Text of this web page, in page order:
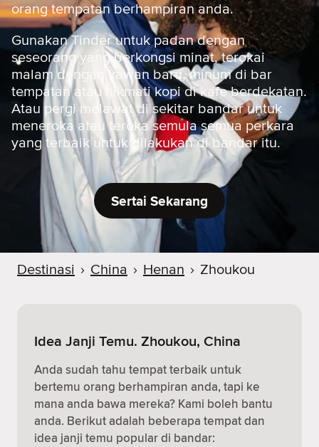
n
d
e
r
orang tempatan berhampiran anda.
Gunakan Tinder untuk padan dengan
seseorang yang berkongsi minat, terokai
malam dengan kawan baru, minum di bar
tempatan atau nikmati kopi di kafe berdekatan.
Atau pergi melawat di sekitar bandar untuk
meneroka atau teroka semula semua perkara
yang terbaik untuk dilakukan di bandar itu.
Sertai Sekarang
Destinasi › China › Henan › Zhoukou
Idea Janji Temu. Zhoukou, China
Anda sudah tahu tempat terbaik untuk
bertemu orang berhampiran anda, tapi ke
mana anda bawa mereka? Kami boleh bantu
anda. Berikut adalah beberapa tempat dan
idea janji temu popular di bandar: